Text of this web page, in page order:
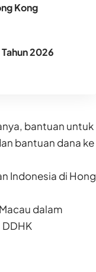
Kong
2026
bantuan untuk
bantuan dana ke
Indonesia di Hong
dalam